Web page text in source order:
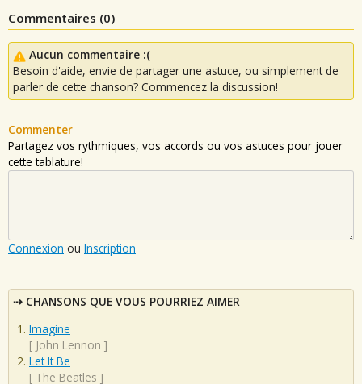
Commentaires (0)
Aucun commentaire :(
Besoin d'aide, envie de partager une astuce, ou simplement de
parler de cette chanson? Commencez la discussion!
Commenter
Partagez vos rythmiques, vos accords ou vos astuces pour jouer
cette tablature!
Connexion ou Inscription
CHANSONS QUE VOUS POURRIEZ AIMER
Imagine
[ John Lennon ]
Let It Be
[ The Beatles ]